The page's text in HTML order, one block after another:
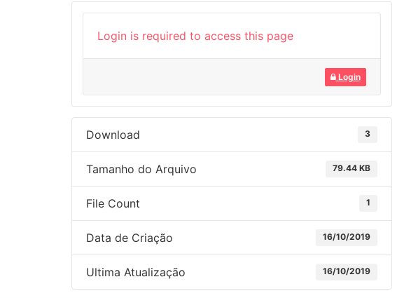
Login is required to access this page
Login
Download 3
Tamanho do Arquivo 79.44 KB
File Count 1
Data de Criação 16/10/2019
Ultima Atualização 16/10/2019